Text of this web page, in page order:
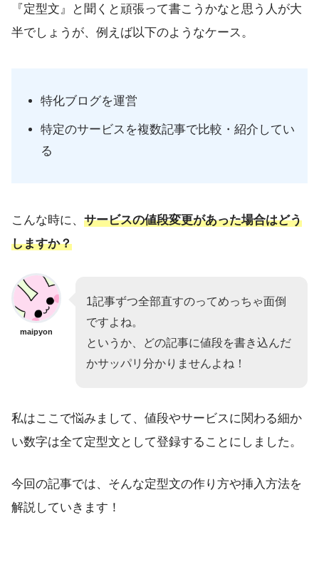
『定型文』と聞くと頑張って書こうかなと思う人が大
半でしょうが、例えば以下のようなケース。
特化ブログを運営
特定のサービスを複数記事で比較・紹介してい
る
こんな時に、 サービスの値段変更があった場合はどう
しますか？
maipyon
1記事ずつ全部直すのってめっちゃ面倒
ですよね。
というか、どの記事に値段を書き込んだ
かサッパリ分かりませんよね！
私はここで悩みまして、値段やサービスに関わる細か
い数字は全て定型文として登録することにしました。
今回の記事では、そんな定型文の作り方や挿入方法を
解説していきます！